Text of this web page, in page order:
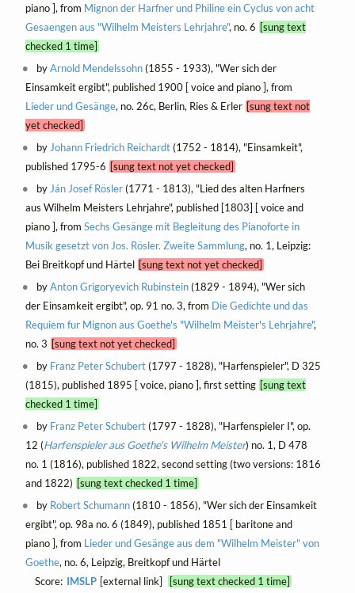
piano ], from Mignon der Harfner und Philine ein Cyclus von acht
Gesaengen aus "Wilhelm Meisters Lehrjahre", no. 6 [sung text
checked 1 time]
byArnold Mendelssohn(1855 - 1933), "Wer sich der
Einsamkeit ergibt", published 1900 [ voice and piano ], from
Lieder und Gesänge, no. 26c, Berlin, Ries & Erler [sung text not
yet checked]
by Johann Friedrich Reichardt(1752 - 1814), "Einsamkeit",
published 1795-6 [sung text not yet checked]
by Ján Josef Rösler(1771 - 1813), "Lied des alten Harfners
aus Wilhelm Meisters Lehrjahre", published [1803] [ voice and
piano ], from Sechs Gesänge mit Begleitung des Pianoforte in
Musik gesetzt von Jos. Rösler. Zweite Sammlung, no. 1, Leipzig:
Bei Breitkopf und Härtel [sung text not yet checked]
byAnton Grigoryevich Rubinstein(1829 - 1894), "Wer sich
der Einsamkeit ergibt", op. 91 no. 3, from Die Gedichte und das
Requiem fur Mignon aus Goethe's "Wilhelm Meister's Lehrjahre",
no. 3 [sung text not yet checked]
by Franz Peter Schubert(1797 - 1828), "Harfenspieler", D 325
(1815), published 1895 [ voice, piano ], first setting [sung text
checked 1 time]
by Franz Peter Schubert(1797 - 1828), "Harfenspieler I", op.
12 (Harfenspieler aus Goethe's Wilhelm Meister) no. 1, D 478
no. 1 (1816), published 1822, second setting (two versions: 1816
and 1822) [sung text checked 1 time]
by Robert Schumann(1810 - 1856), "Wer sich der Einsamkeit
ergibt", op. 98a no. 6 (1849), published 1851 [ baritone and
piano ], from Lieder und Gesänge aus dem "Wilhelm Meister" von
Goethe, no. 6, Leipzig, Breitkopf und Härtel
Score: IMSLP [external link]
[sung text checked 1 time]